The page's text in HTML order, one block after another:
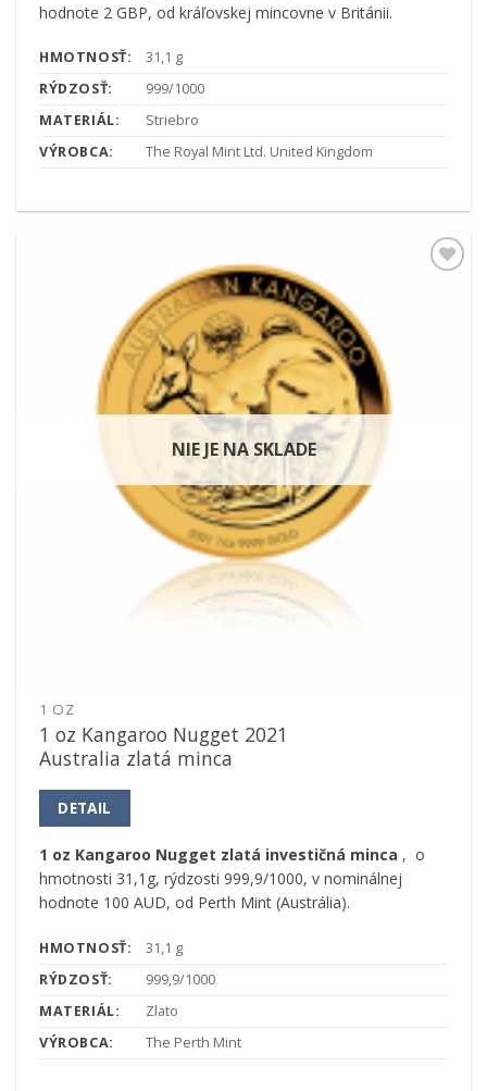
hodnote 2 GBP, od kráľovskej mincovne v Británii.
HMOTNOSŤ:
31,1 g
RÝDZOSŤ:
999/1000
MATERIÁL:
Striebro
VÝROBCA:
The Royal Mint Ltd. United Kingdom
NIE JE NA SKLADE
1 OZ
1 oz Kangaroo Nugget 2021
Australia zlatá minca
DETAIL
1 oz Kangaroo Nugget zlatá investičná minca , o
hmotnosti 31,1g, rýdzosti 999,9/1000, v nominálnej
hodnote 100 AUD, od Perth Mint (Austrália).
HMOTNOSŤ:
31,1 g
RÝDZOSŤ:
999,9/1000
MATERIÁL:
Zlato
VÝROBCA:
The Perth Mint